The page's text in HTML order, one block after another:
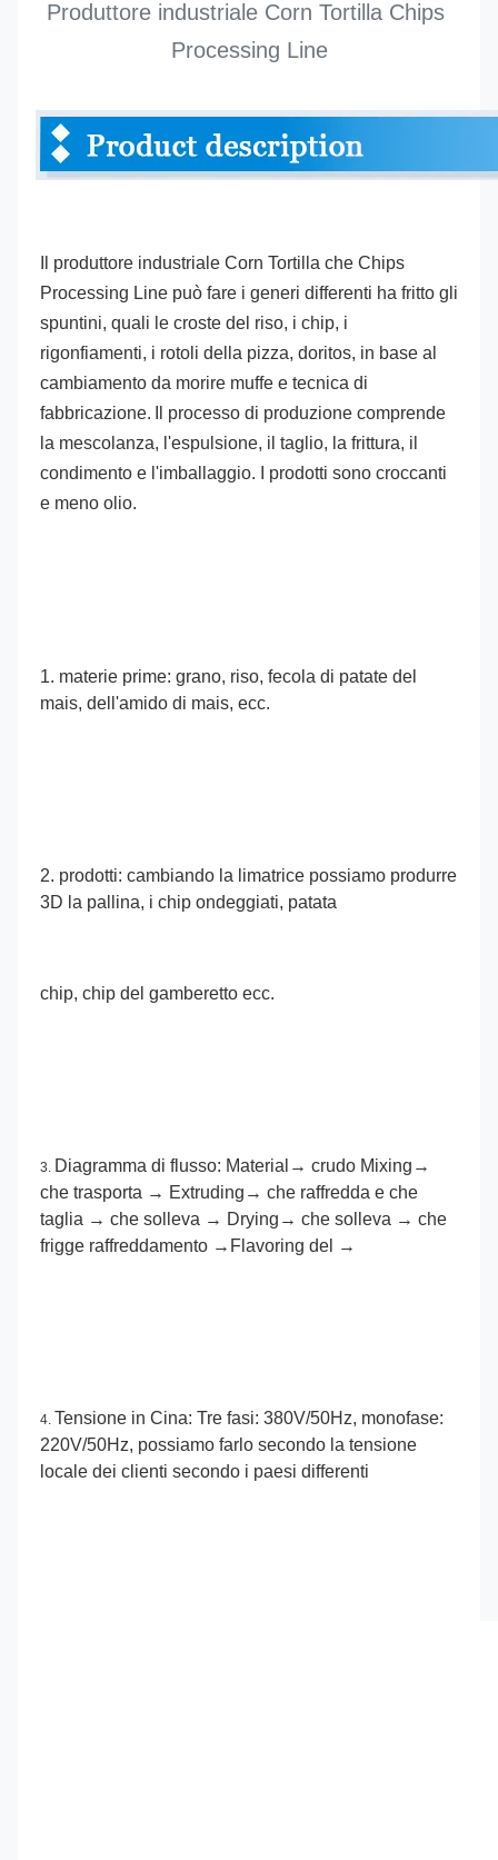
Produttore industriale Corn Tortilla Chips
Processing Line
Il produttore industriale Corn Tortilla che Chips
Processing Line può fare i generi differenti ha fritto gli
spuntini, quali le croste del riso, i chip, i
rigonfiamenti, i rotoli della pizza, doritos, in base al
cambiamento da morire muffe e tecnica di
fabbricazione.
Il processo di produzione comprende
la mescolanza, l'espulsione, il taglio, la frittura, il
condimento e l'imballaggio. I prodotti sono croccanti
e meno olio.
1. materie prime: grano, riso, fecola di patate del
mais, dell'amido di mais, ecc.
2. prodotti: cambiando la limatrice possiamo produrre
3D la pallina, i chip ondeggiati, patata
chip, chip del gamberetto ecc.
3. Diagramma di flusso: Material→ crudo Mixing→
che trasporta → Extruding→ che raffredda e che
taglia → che solleva → Drying→ che solleva → che
frigge raffreddamento →Flavoring del →
4. Tensione in Cina: Tre fasi: 380V/50Hz, monofase:
220V/50Hz, possiamo farlo secondo la tensione
locale dei clienti secondo i paesi differenti